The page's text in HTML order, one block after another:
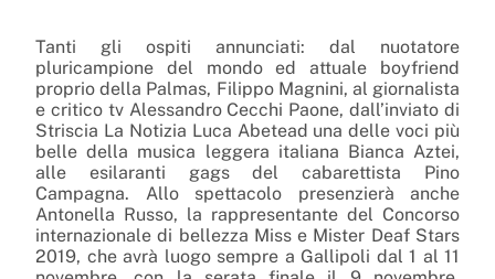
Tanti gli ospiti annunciati: dal nuotatore
pluricampione del mondo ed attuale boyfriend
proprio della Palmas, Filippo Magnini, al giornalista
e critico tv Alessandro Cecchi Paone, dall’inviato di
Striscia La Notizia Luca Abetead una delle voci più
belle della musica leggera italiana Bianca Aztei,
alle esilaranti gags del cabarettista Pino
Campagna. Allo spettacolo presenzierà anche
Antonella Russo, la rappresentante del Concorso
internazionale di bellezza Miss e Mister Deaf Stars
2019, che avrà luogo sempre a Gallipoli dal 1 al 11